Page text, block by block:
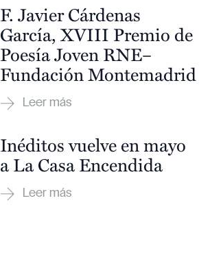
F. Javier Cárdenas
García, XVIII Premio de
Poesía Joven RNE–
Fundación Montemadrid
Inéditos vuelve en mayo
a La Casa Encendida